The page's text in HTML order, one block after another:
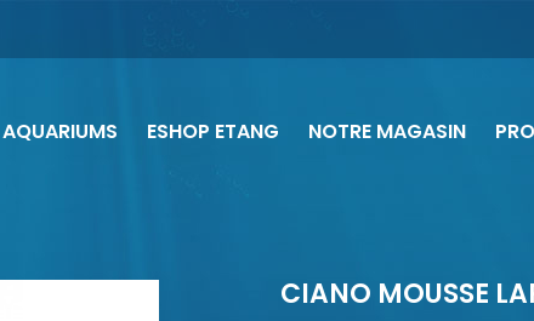
ESHOP ETANG NOTRE MAGASIN
CIANO MOUSSE